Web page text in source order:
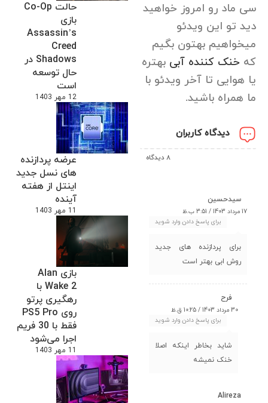
حالت Co-Op
بازی
Assassin’s
Creed
Shadows در
حال توسعه
است
12 مهر 1403
عرضه پردازنده
های نسل جدید
اینتل از هفته
آینده
11 مهر 1403
بازی Alan
Wake 2 با
رهگیری پرتو
روی PS5 Pro
فقط با 30 فریم
اجرا می‌شود
11 مهر 1403
سی ماد رو امروز خواهید
دید تو این ویدئو
میخواهیم بهتون بگیم
که خنک کننده آبی بهتره
یا هوایی تا آخر ویدئو با
ما همراه باشید.
دیدگاه کاربران
8 دیدگاه
سیدحسین
17 مرداد 1403 / 3:51 ب.ظ
برای پاسخ دادن وارد شوید
برای پردازنده های جدید
روش ابی بهتر است
فرح
30 مرداد 1403 / 10:25 ق.ظ
برای پاسخ دادن وارد شوید
شاید بخاطر اینکه اصلا
خنک نمیشه
Alireza